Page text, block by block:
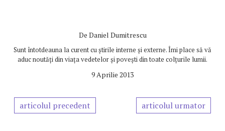
De Daniel Dumitrescu
Sunt întotdeauna la curent cu știrile interne și externe. Îmi place să vă
aduc noutăți din viața vedetelor și povești din toate colțurile lumii.
9 Aprilie 2013
articolul precedent articolul urmator